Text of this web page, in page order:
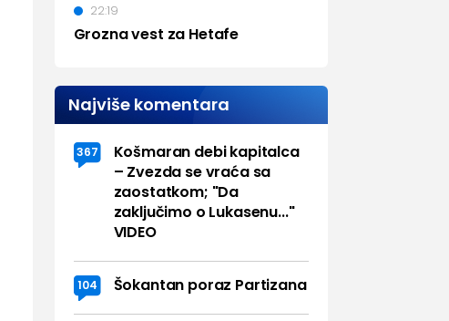
Grozna vest za Hetafe
22:19
Najviše komentara
367
Košmaran debi kapitalca
– Zvezda se vraća sa
zaostatkom; "Da
zaključimo o Lukasenu..."
VIDEO
104 Šokantan poraz Partizana